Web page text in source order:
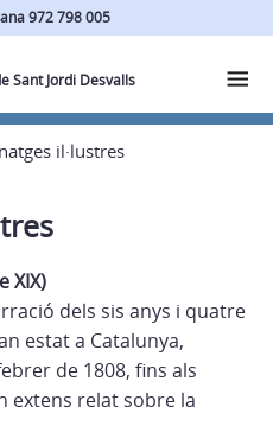
972 798 005
Sant Jordi Desvalls
il·lustres
XIX)
dels sis anys i quatre
estat a Catalunya,
de 1808, fins als
extens relat sobre la